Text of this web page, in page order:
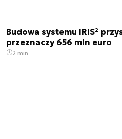
Budowa systemu IRIS²
przeznaczy 656 mln euro
2 min.